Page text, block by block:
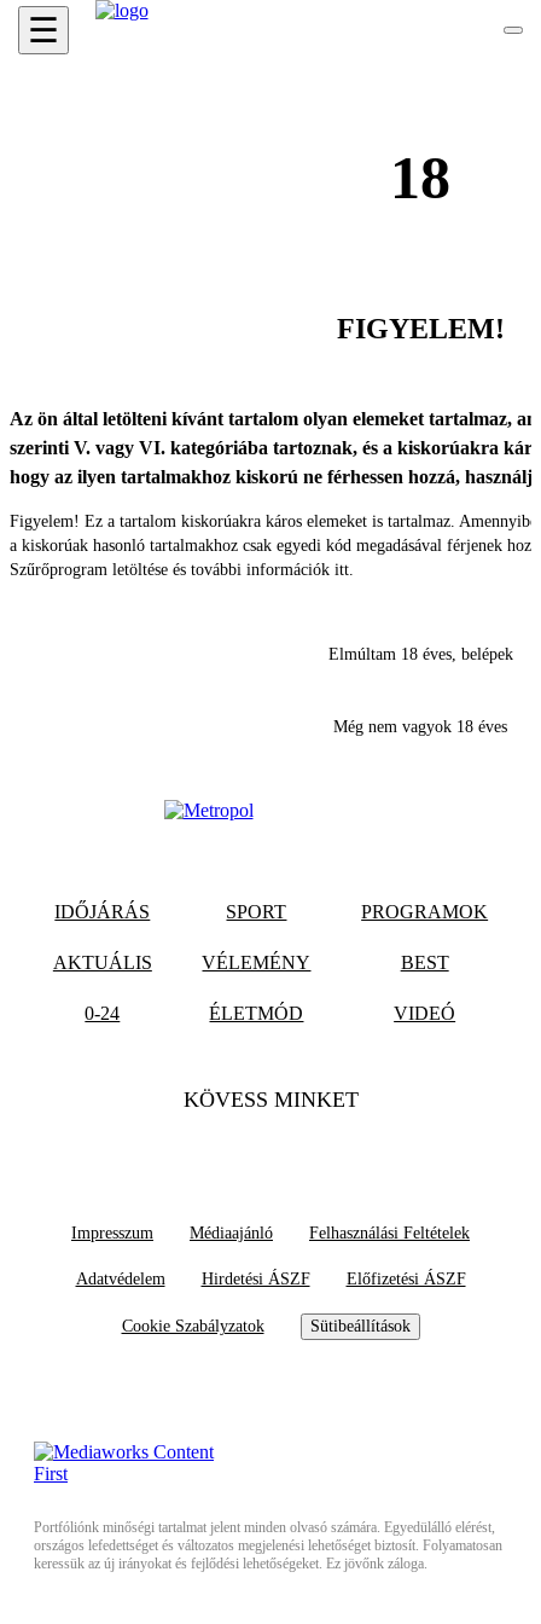
☰
18
FIGYELEM!
Az ön által letölteni kívánt tartalom olyan elemeket tartalmaz,
szerinti V. vagy VI. kategóriába tartoznak, és a kiskorúakra
hogy az ilyen tartalmakhoz kiskorú ne férhessen hozzá,
Figyelem! Ez a tartalom kiskorúakra káros elemeket is tartalmaz.
a kiskorúak hasonló tartalmakhoz csak egyedi kód megadásával férjenek
Szűrőprogram letöltése és további információk itt.
Elmúltam 18 éves, belépek
Még nem vagyok 18 éves
IDŐJÁRÁS SPORT PROGRAMOK
AKTUÁLIS VÉLEMÉNY BEST
0-24 ÉLETMÓD VIDEÓ
KÖVESS MINKET
Impresszum Médiaajánló Felhasználási Feltételek
Adatvédelem Hirdetési ÁSZF Előfizetési ÁSZF
Cookie Szabályzatok Sütibeállítások
Portfóliónk minőségi tartalmat jelent minden olvasó számára. Egyedülálló elérést,
országos lefedettséget és változatos megjelenési lehetőséget biztosít. Folyamatosan
keressük az új irányokat és fejlődési lehetőségeket. Ez jövőnk záloga.